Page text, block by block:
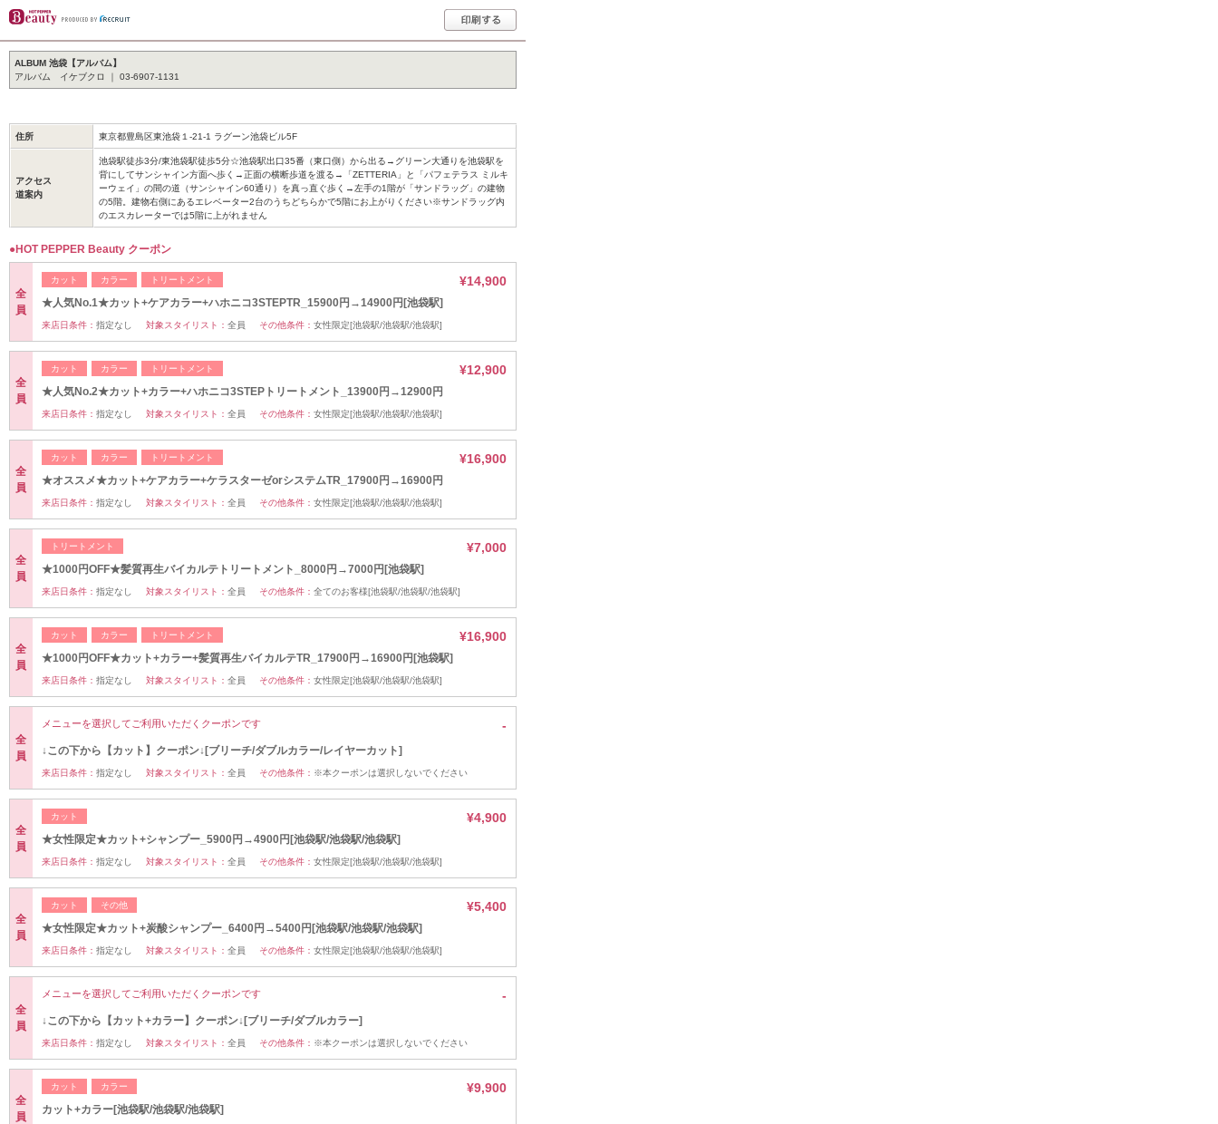
ALBUM 池袋【アルバム】
アルバム イケブクロ ｜ 03-6907-1131
住所 東京都豊島区東池袋１-21-1 ラグーン池袋ビル5F
アクセス
道案内
池袋駅徒歩3分/東池袋駅徒歩5分☆池袋駅出口35番（東口側）から出る→グリーン大通りを池袋駅を
背にしてサンシャイン方面へ歩く→正面の横断歩道を渡る→「ZETTERIA」と「パフェテラス ミルキ
ーウェイ」の間の道（サンシャイン60通り）を真っ直ぐ歩く→左手の1階が「サンドラッグ」の建物
の5階。建物右側にあるエレベーター2台のうちどちらかで5階にお上がりください※サンドラッグ内
のエスカレーターでは5階に上がれません
●HOT PEPPER Beauty クーポン
全
員
カット カラー トリートメント
★人気No.1★カット+ケアカラー+ハホニコ3STEPTR_15900円→14900円[池袋駅]
¥14,900
来店日条件： 指定なし 対象スタイリスト： 全員 その他条件： 女性限定[池袋駅/池袋駅/池袋駅]
全
員
カット カラー トリートメント
★人気No.2★カット+カラー+ハホニコ3STEPトリートメント_13900円→12900円
¥12,900
来店日条件： 指定なし 対象スタイリスト： 全員 その他条件： 女性限定[池袋駅/池袋駅/池袋駅]
全
員
カット カラー トリートメント
★オススメ★カット+ケアカラー+ケラスターゼorシステムTR_17900円→16900円
¥16,900
来店日条件： 指定なし 対象スタイリスト： 全員 その他条件： 女性限定[池袋駅/池袋駅/池袋駅]
全
員
トリートメント
★1000円OFF★髪質再生バイカルテトリートメント_8000円→7000円[池袋駅]
¥7,000
来店日条件： 指定なし 対象スタイリスト： 全員 その他条件： 全てのお客様[池袋駅/池袋駅/池袋駅]
全
員
カット カラー トリートメント
★1000円OFF★カット+カラー+髪質再生バイカルテTR_17900円→16900円[池袋駅]
¥16,900
来店日条件： 指定なし 対象スタイリスト： 全員 その他条件： 女性限定[池袋駅/池袋駅/池袋駅]
全
員
メニューを選択してご利用いただくクーポンです
↓この下から【カット】クーポン↓[ブリーチ/ダブルカラー/レイヤーカット]
-
来店日条件： 指定なし 対象スタイリスト： 全員 その他条件： ※本クーポンは選択しないでください
全
員
カット
★女性限定★カット+シャンプー_5900円→4900円[池袋駅/池袋駅/池袋駅]
¥4,900
来店日条件： 指定なし 対象スタイリスト： 全員 その他条件： 女性限定[池袋駅/池袋駅/池袋駅]
全
員
カット その他
★女性限定★カット+炭酸シャンプー_6400円→5400円[池袋駅/池袋駅/池袋駅]
¥5,400
来店日条件： 指定なし 対象スタイリスト： 全員 その他条件： 女性限定[池袋駅/池袋駅/池袋駅]
全
員
メニューを選択してご利用いただくクーポンです
↓この下から【カット+カラー】クーポン↓[ブリーチ/ダブルカラー]
-
来店日条件： 指定なし 対象スタイリスト： 全員 その他条件： ※本クーポンは選択しないでください
全
員
カット カラー
カット+カラー[池袋駅/池袋駅/池袋駅]
¥9,900